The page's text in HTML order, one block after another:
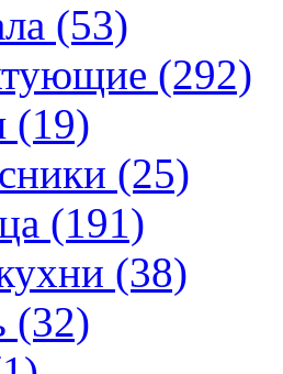
(53)
(292)
(19)
(25)
(191)
(38)
(32)